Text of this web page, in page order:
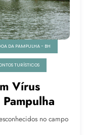
DA PAMPULHA - BH
TURÍSTICOS
Vírus
no campo